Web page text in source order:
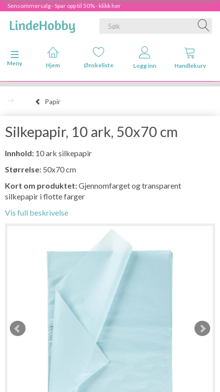
Sensommersalg - Spar opp til 50% - klikk her
Veksle navigasjon
Meny
Hjem Ønskeliste Logg inn Handlekurv
Papir
Silkepapir, 10 ark, 50x70 cm
Innhold: 10 ark silkepapir
Størrelse: 50x70 cm
Kort om produktet:Gjennomfarget og transparent
silkepapir i flotte farger
Vis full beskrivelse